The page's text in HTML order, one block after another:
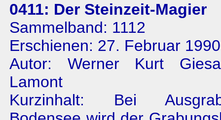
0411: Der Steinzeit-Magier
Sammelband: 1112
Erschienen: 27. Februar 1990
Autor: Werner Kurt
Lamont
Kurzinhalt: Bei